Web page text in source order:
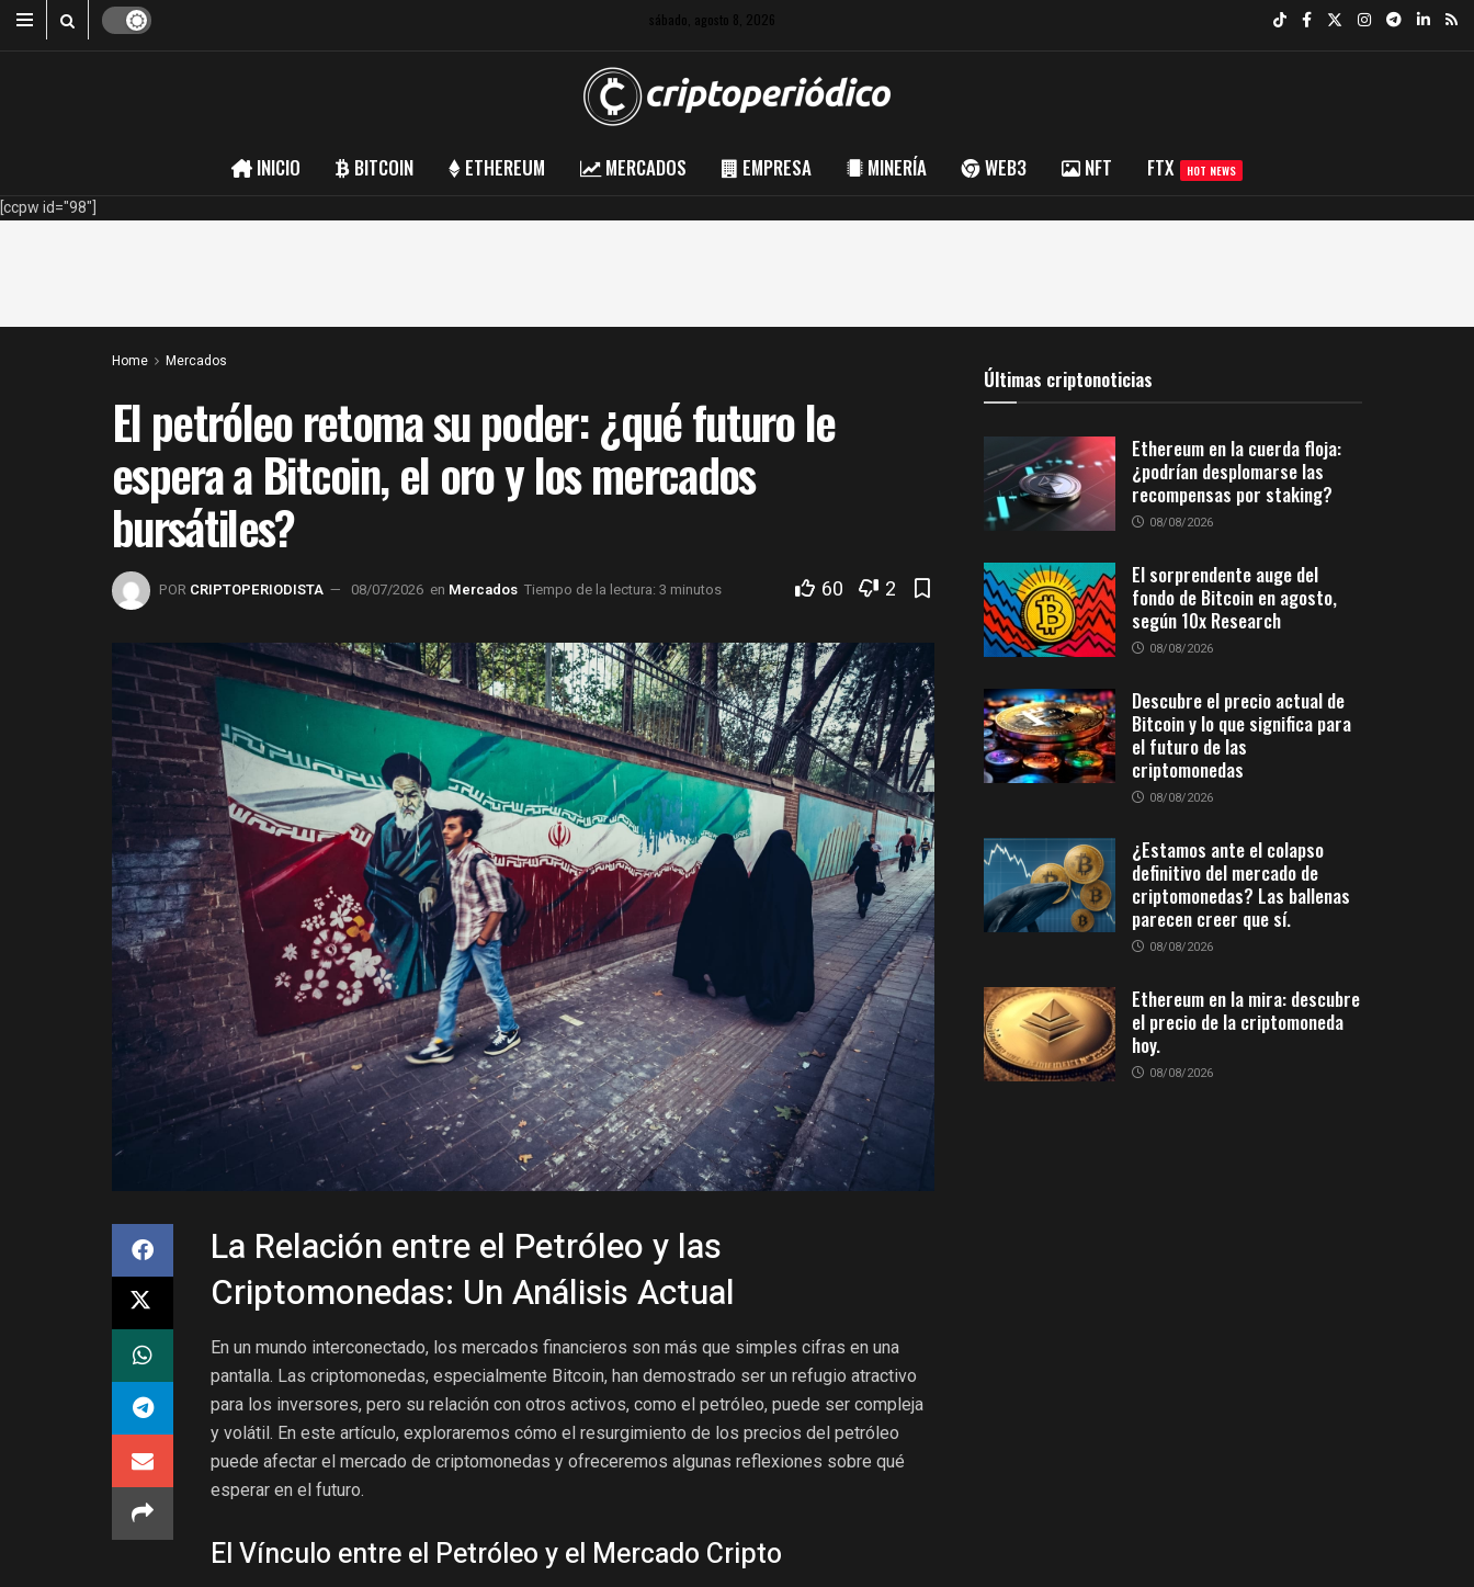
sábado, agosto 8, 2026
INICIO BITCOIN ETHEREUM MERCADOS EMPRESA MINERÍA WEB3 NFT FTX HOT NEWS
[ccpw id="98"]
Home Mercados
El petróleo retoma su poder: ¿qué futuro le
espera a Bitcoin, el oro y los mercados
bursátiles?
POR CRIPTOPERIODISTA 08/07/2026 en Mercados Tiempo de la lectura: 3 minutos 60 2
La Relación entre el Petróleo y las
Criptomonedas: Un Análisis Actual
En un mundo interconectado, los mercados financieros son más que simples cifras en una
pantalla. Las criptomonedas, especialmente Bitcoin, han demostrado ser un refugio atractivo
para los inversores, pero su relación con otros activos, como el petróleo, puede ser compleja
y volátil. En este artículo, exploraremos cómo el resurgimiento de los precios del petróleo
puede afectar el mercado de criptomonedas y ofreceremos algunas reflexiones sobre qué
esperar en el futuro.
El Vínculo entre el Petróleo y el Mercado Cripto
Últimas criptonoticias
Ethereum en la cuerda floja:
¿podrían desplomarse las
recompensas por staking?
08/08/2026
El sorprendente auge del
fondo de Bitcoin en agosto,
según 10x Research
08/08/2026
Descubre el precio actual de
Bitcoin y lo que significa para
el futuro de las
criptomonedas
08/08/2026
¿Estamos ante el colapso
definitivo del mercado de
criptomonedas? Las ballenas
parecen creer que sí.
08/08/2026
Ethereum en la mira: descubre
el precio de la criptomoneda
hoy.
08/08/2026